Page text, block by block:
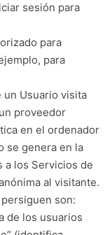
sesión para
para
para
un Usuario visita
proveedor
en el ordenador
se genera en la
a los Servicios de
al visitante.
son:
de los usuarios